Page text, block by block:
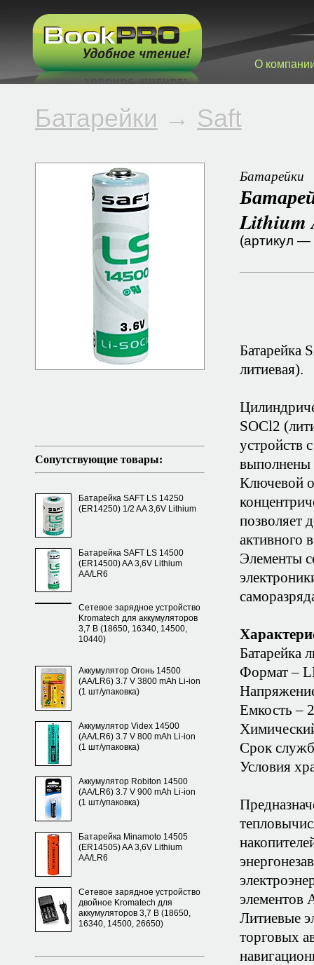
О
Батарейки → Saft
Сопутствующие товары:
Батарейка SAFT LS 14250
(ER14250) 1/2 AA 3,6V Lithium
Батарейка SAFT LS 14500
(ER14500) AA 3,6V Lithium
AA/LR6
Сетевое зарядное устройство
Kromatech для аккумуляторов
3,7 В (18650, 16340, 14500,
10440)
Аккумулятор Огонь 14500
(AA/LR6) 3.7 V 3800 mAh Li-ion
(1 шт/упаковка)
Аккумулятор Videx 14500
(AA/LR6) 3.7 V 800 mAh Li-ion
(1 шт/упаковка)
Аккумулятор Robiton 14500
(AA/LR6) 3.7 V 900 mAh Li-ion
(1 шт/упаковка)
Батарейка Minamoto 14505
(ER14505) AA 3,6V Lithium
AA/LR6
Сетевое зарядное устройство
двойное Kromatech для
аккумуляторов 3,7 В (18650,
16340, 14500, 26650)
Батарейки
Lithium
(артикул
Батарейка
литиевая).
SOCl2
устройств
выполнены
Ключевой
позволяет
активного
Элементы
Батарейка
Формат –
Емкость –
Срок
Условия
элементов
Литиевые
торговых